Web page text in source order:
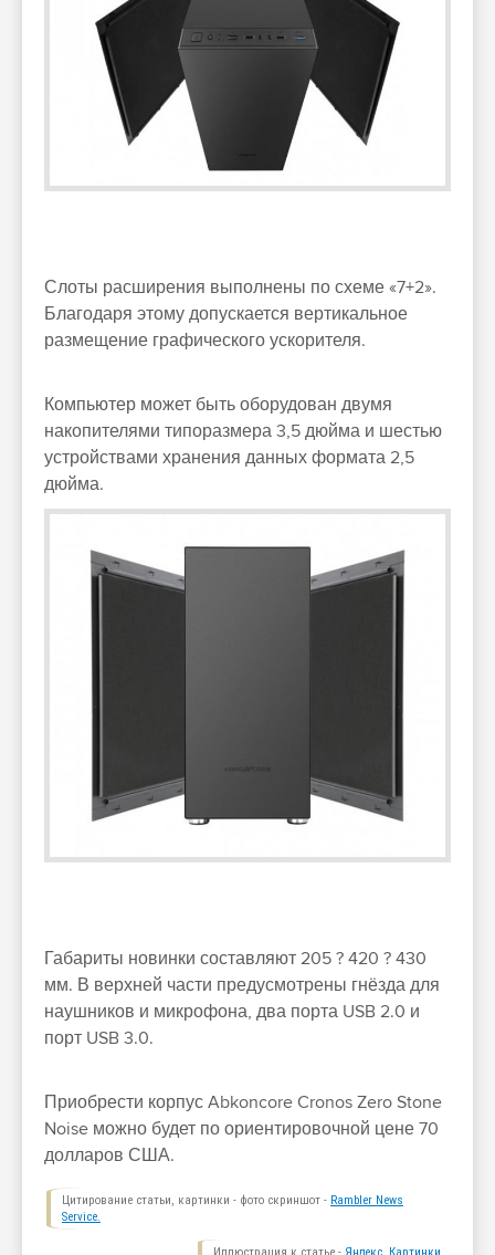
Слоты расширения выполнены по схеме «7+2».
Благодаря этому допускается вертикальное
размещение графического ускорителя.
Компьютер может быть оборудован двумя
накопителями типоразмера 3,5 дюйма и шестью
устройствами хранения данных формата 2,5
дюйма.
Габариты новинки составляют 205 ? 420 ? 430
мм. В верхней части предусмотрены гнёзда для
наушников и микрофона, два порта USB 2.0 и
порт USB 3.0.
Приобрести корпус Abkoncore Cronos Zero Stone
Noise можно будет по ориентировочной цене 70
долларов США.
Цитирование статьи, картинки - фото скриншот - Rambler News
Service.
Иллюстрация к статье - Яндекс. Картинки.